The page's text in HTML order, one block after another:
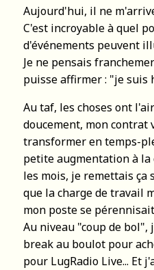
Aujourd'hui, il ne
C'est incroyable à quel
d'événements peuvent
Je ne pensais
puisse affirmer : "je suis
Au taf, les choses ont
doucement, mon contrat
transformer en temps-
petite augmentation à la
les mois, je remettais
que la charge de travail
mon poste se
Au niveau "coup de
break au boulot pour
pour LugRadio Live... Et